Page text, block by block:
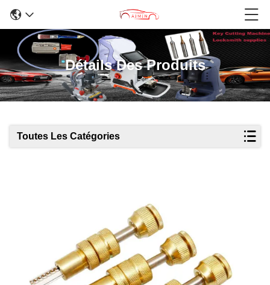
Détails Des Produits
Toutes Les Catégories